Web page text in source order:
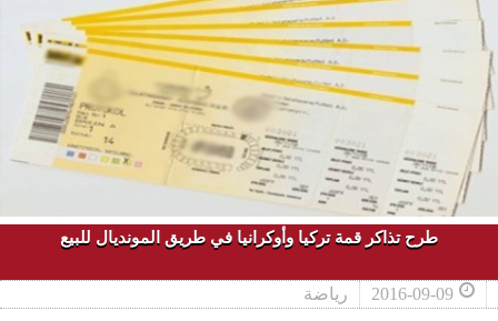
طرح تذاكر قمة تركيا وأوكرانيا في طريق المونديال للبيع
2016-09-09 رياضة